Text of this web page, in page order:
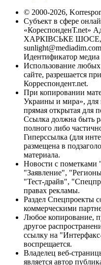
© 2000-2026,
Субъект в сфере
«КореспонденТ.net»
ХАРКІВСЬКЕ ШОСЕ,
Идентификатор
Использование
сайте, разрешается
Корреспондент.net.
При копировании
Украины и мира», для
прямая открытая для
Ссылка должна быть
полного либо
Гиперссылка (для
размещена в
материала.
Новости с
"Заявление",
"Тест-драйв",
правах рекламы.
Раздел Спецпроекты
коммерческими
Любое копирование,
другое
ссылку на
воспрещается.
Владелец веб-
является автор